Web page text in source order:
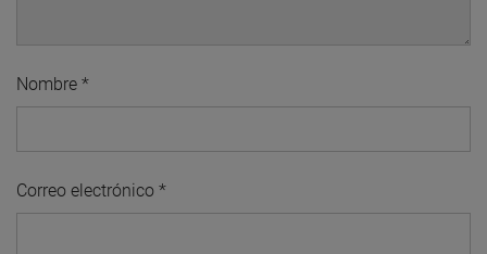
Nombre *
Correo electrónico *